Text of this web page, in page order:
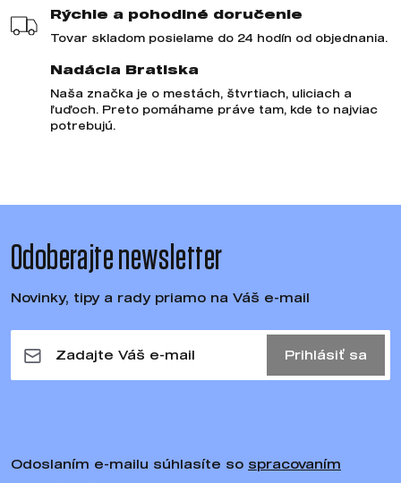
Rýchle a pohodlné doručenie
Tovar skladom posielame do 24 hodín od objednania.
Nadácia Bratiska
Naša značka je o mestách, štvrtiach, uliciach a
ľuďoch. Preto pomáhame práve tam, kde to najviac
potrebujú.
Odoberajte newsletter
Novinky, tipy a rady priamo na Váš e-mail
Prihlásiť sa
Odoslaním e-mailu súhlasíte so spracovaním